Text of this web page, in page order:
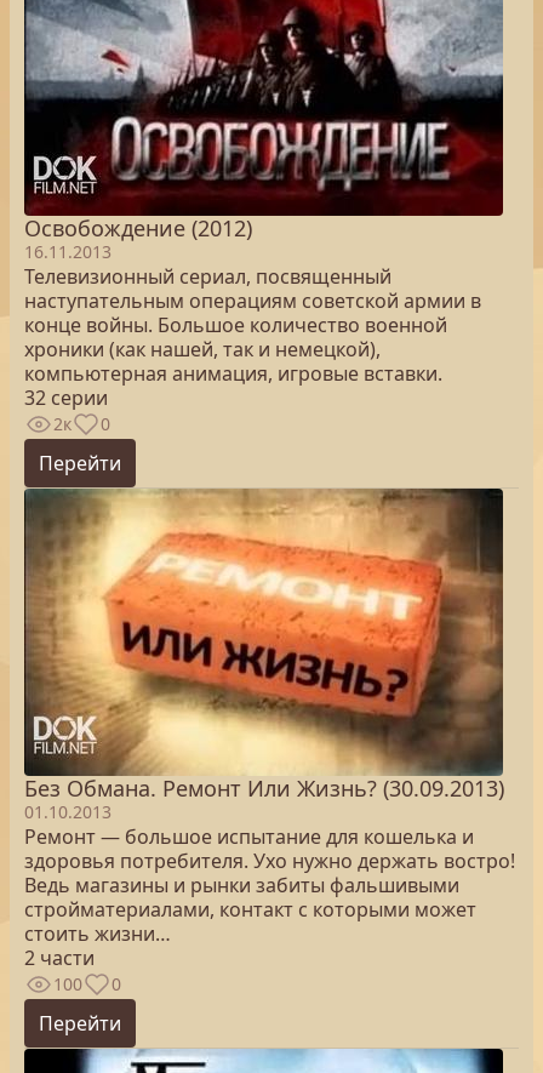
Освобождение (2012)
16.11.2013
Телевизионный сериал, посвященный
наступательным операциям советской армии в
конце войны. Большое количество военной
хроники (как нашей, так и немецкой),
компьютерная анимация, игровые вставки.
32 серии
2к 0
Перейти
Без Обмана. Ремонт Или Жизнь? (30.09.2013)
01.10.2013
Ремонт — большое испытание для кошелька и
здоровья потребителя. Ухо нужно держать востро!
Ведь магазины и рынки забиты фальшивыми
стройматериалами, контакт с которыми может
стоить жизни…
2 части
100 0
Перейти